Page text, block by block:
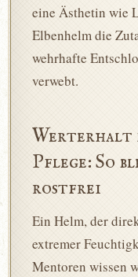
eine Ästhetin wie
Elbenhelm die
wehrhafte
verwebt.
Pflege: So
rostfrei
Ein Helm, der
extremer
Mentoren wissen